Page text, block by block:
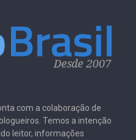
com a colaboração de
Temos a intenção
leitor, informações